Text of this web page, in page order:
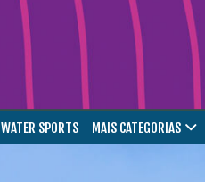
WATER SPORTS MAIS CATEGORIAS